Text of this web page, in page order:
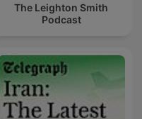
The Leighton Smith
Podcast